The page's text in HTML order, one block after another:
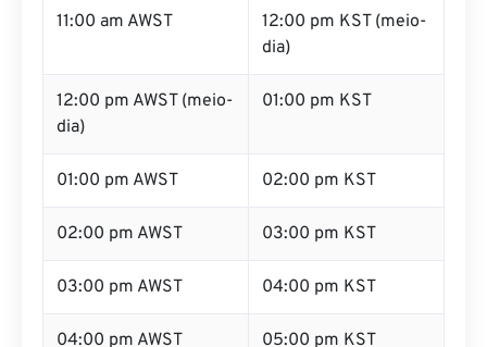
11:00 am AWST
12:00 pm KST (meio-
dia)
12:00 pm AWST (meio-
dia)
01:00 pm KST
01:00 pm AWST 02:00 pm KST
02:00 pm AWST 03:00 pm KST
03:00 pm AWST 04:00 pm KST
04:00 pm AWST 05:00 pm KST